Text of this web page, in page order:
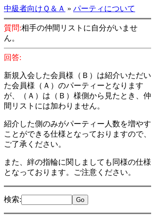
中級者向けＱ＆Ａ » パーティについて
質問:相手の仲間リストに自分がいませ
ん。
回答:
新規入会した会員様（Ｂ）は紹介いただい
た会員様（Ａ）のパーティーとなります
が、（Ａ）は（Ｂ）様側から見たとき、仲
間リストには加わりません。
紹介した側のみがパーティー人数を増やす
ことができる仕様となっておりますので、
ご了承ください。
また、絆の指輪に関しましても同様の仕様
となっております。ご注意ください。
検索: